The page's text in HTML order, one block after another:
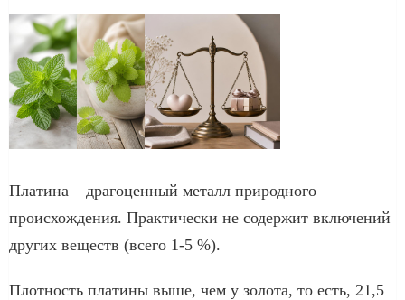
Платина – драгоценный металл природного
происхождения. Практически не содержит включений
других веществ (всего 1-5 %).
Плотность платины выше, чем у золота, то есть, 21,5